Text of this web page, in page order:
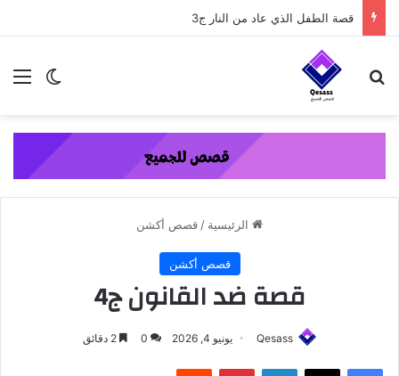
content
قصة الطفل الذي عاد من النار ج3
الوضع بحث عن
الرئيسية / قصص أكشن
قصص أكشن
قصة ضد القانون ج4
Qesass يونيو 4, 2026 0
فيسبوك ‫X لينكدإن بينتيريست